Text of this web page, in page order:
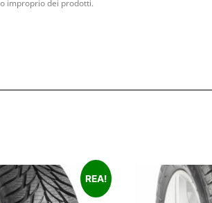
improprio dei prodotti.
REA!